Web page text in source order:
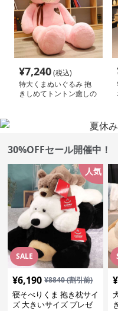
¥7,240(税込)
特大くまぬいぐるみ 抱
きしめてトントン癒しの
30%OFFセール開催中！
SALE
人気
¥6,190 ¥8840(割引前)
寝そべりくま 抱き枕サイ
ズ 大きいサイズ プレゼ
¥